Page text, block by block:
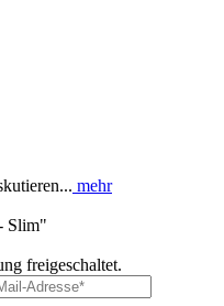
mehr
Slim"
freigeschaltet.